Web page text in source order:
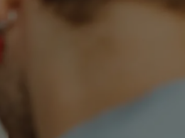
tudo vem ficando ‘audível’ de